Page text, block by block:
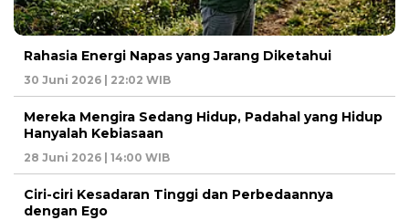
Rahasia Energi Napas yang Jarang Diketahui
30 Juni 2026 | 22:02 WIB
Mereka Mengira Sedang Hidup, Padahal yang Hidup
Hanyalah Kebiasaan
28 Juni 2026 | 14:00 WIB
Ciri-ciri Kesadaran Tinggi dan Perbedaannya
dengan Ego